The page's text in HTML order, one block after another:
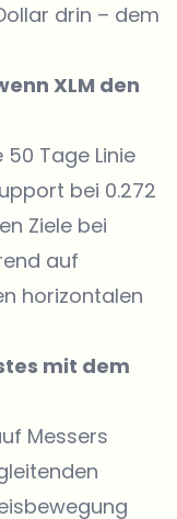
drin – dem
XLM den
50 Tage Linie
bei 0.272
Ziele bei
auf
horizontalen
mit dem
Messers